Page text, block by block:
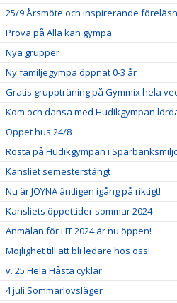
25/9 Årsmöte och inspirerande
Prova på Alla kan gympa
Nya grupper
Ny familjegympa öppnat 0-3 år
Gratis gruppträning på Gymmix hela
Kom och dansa med Hudikgympan
Öppet hus 24/8
Rösta på Hudikgympan i
Kansliet semesterstängt
Nu är JOYNA äntligen igång på riktigt!
Kansliets öppettider sommar 2024
Anmälan för HT 2024 är nu öppen!
Möjlighet till att bli ledare hos oss!
v. 25 Hela Håsta cyklar
4 juli Sommarlovsläger